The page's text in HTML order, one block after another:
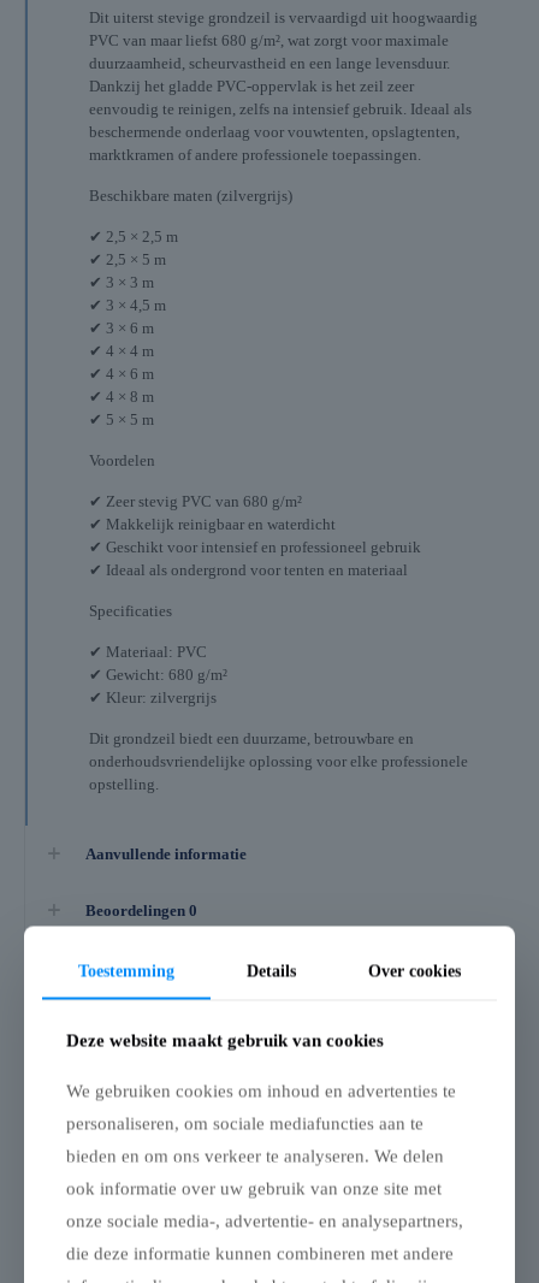
Dit uiterst stevige grondzeil is vervaardigd uit hoogwaardig
PVC van maar liefst 680 g/m², wat zorgt voor maximale
duurzaamheid, scheurvastheid en een lange levensduur.
Dankzij het gladde PVC-oppervlak is het zeil zeer
eenvoudig te reinigen, zelfs na intensief gebruik. Ideaal als
beschermende onderlaag voor vouwtenten, opslagtenten,
marktkramen of andere professionele toepassingen.
Beschikbare maten (zilvergrijs)
✔ 2,5 × 2,5 m
✔ 2,5 × 5 m
✔ 3 × 3 m
✔ 3 × 4,5 m
✔ 3 × 6 m
✔ 4 × 4 m
✔ 4 × 6 m
✔ 4 × 8 m
✔ 5 × 5 m
Voordelen
✔ Zeer stevig PVC van 680 g/m²
✔ Makkelijk reinigbaar en waterdicht
✔ Geschikt voor intensief en professioneel gebruik
✔ Ideaal als ondergrond voor tenten en materiaal
Specificaties
✔ Materiaal: PVC
✔ Gewicht: 680 g/m²
✔ Kleur: zilvergrijs
Dit grondzeil biedt een duurzame, betrouwbare en
onderhoudsvriendelijke oplossing voor elke professionele
opstelling.
Aanvullende informatie
Beoordelingen 0
Gerelateerde producten
Bar voor vouwtent –
3 m
Bar – 3 m, universeel voor
aluminium vouwtenten
Deze 3 meter lange bar is
een stijlvolle en praktische
vouwtent. Dankzij het
Flexxum
Beschermhoes
aluminium frame –
4 x 6m
Beschermhoes – aluminium
berg je je aluminium
Toestemming Details Over cookies
Deze website maakt gebruik van cookies
We gebruiken cookies om inhoud en advertenties te
personaliseren, om sociale mediafuncties aan te
bieden en om ons verkeer te analyseren. We delen
ook informatie over uw gebruik van onze site met
onze sociale media-, advertentie- en analysepartners,
die deze informatie kunnen combineren met andere